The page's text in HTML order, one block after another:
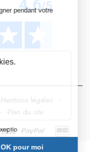
Mentions légales -
- Plan du site